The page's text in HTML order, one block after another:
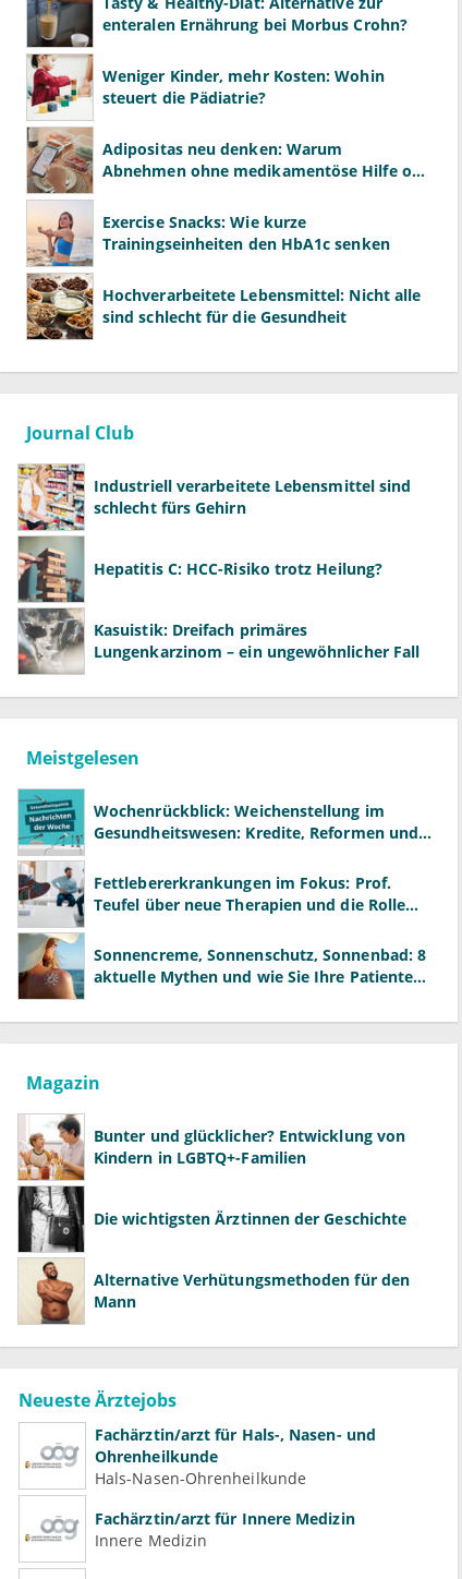
enteralen Ernährung bei Morbus Crohn?
Weniger Kinder, mehr Kosten: Wohin
steuert die Pädiatrie?
Adipositas neu denken: Warum
Abnehmen ohne medikamentöse Hilfe oft
Exercise Snacks: Wie kurze
Trainingseinheiten den HbA1c senken
Hochverarbeitete Lebensmittel: Nicht alle
sind schlecht für die Gesundheit
Journal Club
Industriell verarbeitete Lebensmittel sind
schlecht fürs Gehirn
Hepatitis C: HCC-Risiko trotz Heilung?
Kasuistik: Dreifach primäres
Lungenkarzinom – ein ungewöhnlicher Fall
Meistgelesen
Wochenrückblick: Weichenstellung im
Gesundheitswesen: Kredite, Reformen und
Fettlebererkrankungen im Fokus: Prof.
Teufel über neue Therapien und die Rolle
Sonnencreme, Sonnenschutz, Sonnenbad: 8
aktuelle Mythen und wie Sie Ihre Patienten
Magazin
Bunter und glücklicher? Entwicklung von
Kindern in LGBTQ+-Familien
Die wichtigsten Ärztinnen der Geschichte
Alternative Verhütungsmethoden für den
Mann
Neueste Ärztejobs
Fachärztin/arzt für Hals-, Nasen- und
Ohrenheilkunde
Hals-Nasen-Ohrenheilkunde
Fachärztin/arzt für Innere Medizin
Innere Medizin